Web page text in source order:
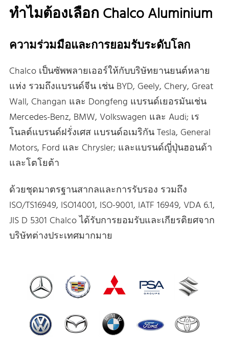
ทําไมต้องเลือก Chalco Aluminium
ความร่วมมือและการยอมรับระดับโลก
Chalco เป็นซัพพลายเออร์ให้กับบริษัทยานยนต์หลาย
แห่ง รวมถึงแบรนด์จีน เช่น BYD, Geely, Chery, Great
Wall, Changan และ Dongfeng แบรนด์เยอรมันเช่น
Mercedes-Benz, BMW, Volkswagen และ Audi; เร
โนลต์แบรนด์ฝรั่งเศส แบรนด์อเมริกัน Tesla, General
Motors, Ford และ Chrysler; และแบรนด์ญี่ปุ่นฮอนด้า
และโตโยต้า
ด้วยชุดมาตรฐานสากลและการรับรอง รวมถึง
ISO/TS16949, ISO14001, ISO-9001, IATF 16949, VDA 6.1,
JIS D 5301 Chalco ได้รับการยอมรับและเกียรติยศจาก
บริษัทต่างประเทศมากมาย